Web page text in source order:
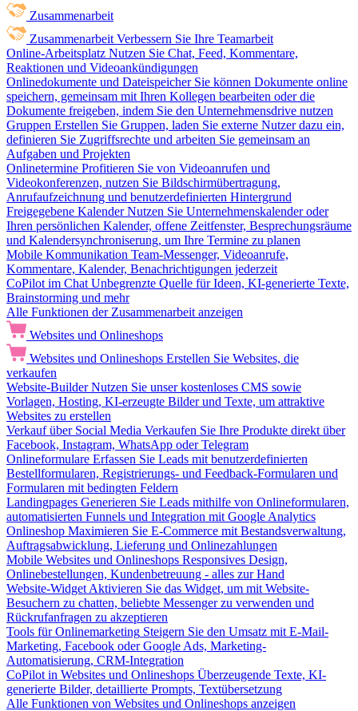
Zusammenarbeit
Zusammenarbeit Verbessern Sie Ihre Teamarbeit
Online-Arbeitsplatz Nutzen Sie Chat, Feed, Kommentare,
Reaktionen und Videoankündigungen
Onlinedokumente und Dateispeicher Sie können Dokumente online
speichern, gemeinsam mit Ihren Kollegen bearbeiten oder die
Dokumente freigeben, indem Sie den Unternehmensdrive nutzen
Gruppen Erstellen Sie Gruppen, laden Sie externe Nutzer dazu ein,
definieren Sie Zugriffsrechte und arbeiten Sie gemeinsam an
Aufgaben und Projekten
Onlinetermine Profitieren Sie von Videoanrufen und
Videokonferenzen, nutzen Sie Bildschirmübertragung,
Anrufaufzeichnung und benutzerdefinierten Hintergrund
Freigegebene Kalender Nutzen Sie Unternehmenskalender oder
Ihren persönlichen Kalender, offene Zeitfenster, Besprechungsräume
und Kalendersynchroniserung, um Ihre Termine zu planen
Mobile Kommunikation Team-Messenger, Videoanrufe,
Kommentare, Kalender, Benachrichtigungen jederzeit
CoPilot im Chat Unbegrenzte Quelle für Ideen, KI-generierte Texte,
Brainstorming und mehr
Alle Funktionen der Zusammenarbeit anzeigen
Websites und Onlineshops
Websites und Onlineshops Erstellen Sie Websites, die
verkaufen
Website-Builder Nutzen Sie unser kostenloses CMS sowie
Vorlagen, Hosting, KI-erzeugte Bilder und Texte, um attraktive
Websites zu erstellen
Verkauf über Social Media Verkaufen Sie Ihre Produkte direkt über
Facebook, Instagram, WhatsApp oder Telegram
Onlineformulare Erfassen Sie Leads mit benutzerdefinierten
Bestellformularen, Registrierungs- und Feedback-Formularen und
Formularen mit bedingten Feldern
Landingpages Generieren Sie Leads mithilfe von Onlineformularen,
automatisierten Funnels und Integration mit Google Analytics
Onlineshop Maximieren Sie E-Commerce mit Bestandsverwaltung,
Auftragsabwicklung, Lieferung und Onlinezahlungen
Mobile Websites und Onlineshops Responsives Design,
Onlinebestellungen, Kundenbetreuung - alles zur Hand
Website-Widget Aktivieren Sie das Widget, um mit Website-
Besuchern zu chatten, beliebte Messenger zu verwenden und
Rückrufanfragen zu akzeptieren
Tools für Onlinemarketing Steigern Sie den Umsatz mit E-Mail-
Marketing, Facebook oder Google Ads, Marketing-
Automatisierung, CRM-Integration
CoPilot in Websites und Onlineshops Überzeugende Texte, KI-
generierte Bilder, detaillierte Prompts, Textübersetzung
Alle Funktionen von Websites und Onlineshops anzeigen